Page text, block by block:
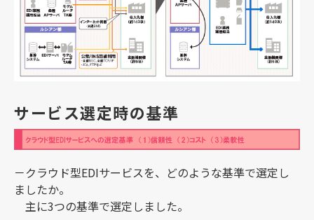
サービス選定時の基準
－クラウド型EDIサービスを、どのような基準で選定し
ましたか。
主に3つの基準で選定しました。